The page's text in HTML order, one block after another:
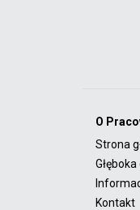
O
Strona
Kontakt